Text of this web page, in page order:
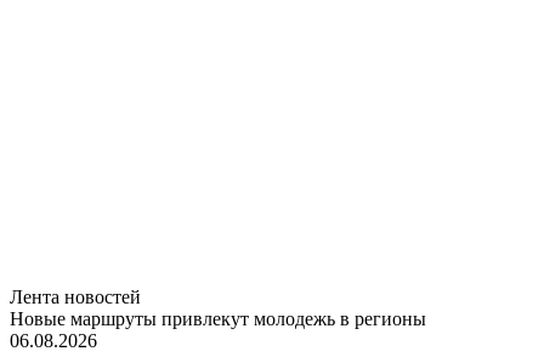
Лента новостей
Новые маршруты привлекут молодежь в регионы
06.08.2026